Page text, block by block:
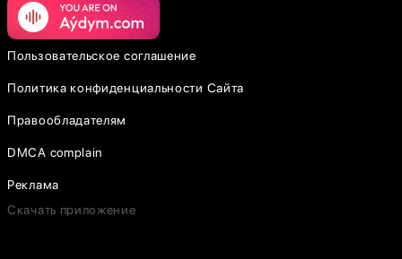
Пользовательское соглашение
Политика конфиденциальности Сайта
Правообладателям
DMCA complain
Реклама
Скачать приложение